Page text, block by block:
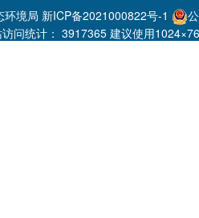
环境局 新ICP备2021000822号-1
访问统计：3917365 建议使用